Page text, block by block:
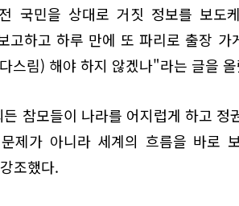
국민을 상대로 거짓 정보를 보도
고하고 하루 만에 또 파리로 출장 가
스림) 해야 하지 않겠나"라는 글을
참모들이 나라를 어지럽게 하고 정
제가 아니라 세계의 흐름을 바로
조했다.